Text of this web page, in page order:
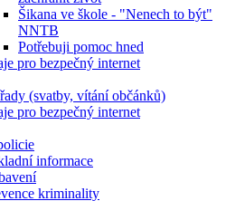
Šikana ve škole - "Nenech to být"
NNTB
Potřebuji pomoc hned
pro bezpečný internet
(svatby, vítání občánků)
pro bezpečný internet
informace
kriminality